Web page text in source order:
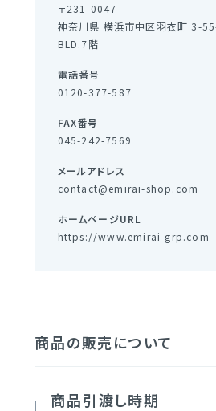
ブランド一覧
Shin&Me
その他
〒231-0047
神奈川県 横浜市中区羽衣町 3-
BLD.7階
電話番号
0120-377-587
FAX番号
045-242-7569
メールアドレス
contact@emirai-shop.com
ホームページURL
https://www.emirai-grp.com
商品の販売について
商品引渡し時期